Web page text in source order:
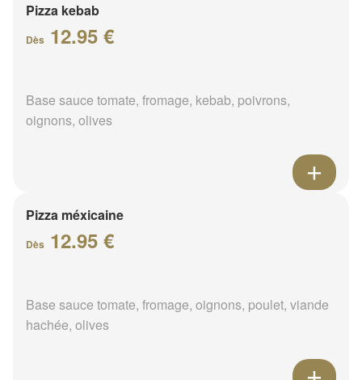
Pizza kebab
Dès 12.95 €
Base sauce tomate, fromage, kebab, poivrons,
oignons, olives
Pizza méxicaine
Dès 12.95 €
Base sauce tomate, fromage, oignons, poulet, viande
hachée, olives